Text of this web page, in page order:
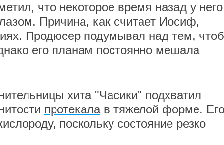
что некоторое время назад у него
Причина, как считает Иосиф,
Продюсер подумывал над тем,
его планам постоянно мешала
хита "Часики" подхватил
протекалав тяжелой форме. Его
поскольку состояние резко